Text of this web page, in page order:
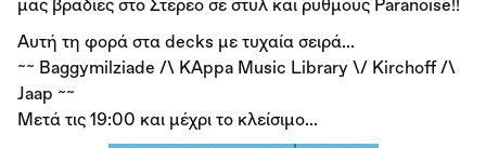
μας βραδιές στο Στέρεο σε στυλ και ρυθμούς Paranoise!!
Αυτή τη φορά στα decks με τυχαία σειρά...
~~ Baggymilziade /\ KAppa Music Library \/ Kirchoff /\
Jaap ~~
Μετά τις 19:00 και μέχρι το κλείσιμο...